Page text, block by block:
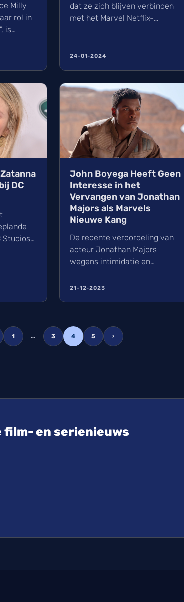
Milly
rol in
is
dat ze zich blijven verbinden
met het Marvel Netflix-
shows. Volgens
ComicBook.com zal de
24-01-2024
DC
Studios
als
John Boyega Heeft Geen
Interesse in het
Vervangen van Jonathan
Majors als Marvels
Nieuwe Kang
De recente veroordeling van
acteur Jonathan Majors
wegens intimidatie en
mishandeling in de derde graad
heeft hem zijn rol als Kang the
21-12-2023
1 … 3 4 5 ›
film- en serienieuws